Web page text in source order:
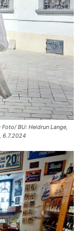
BU: Heidrun Lange,
6.7.2024